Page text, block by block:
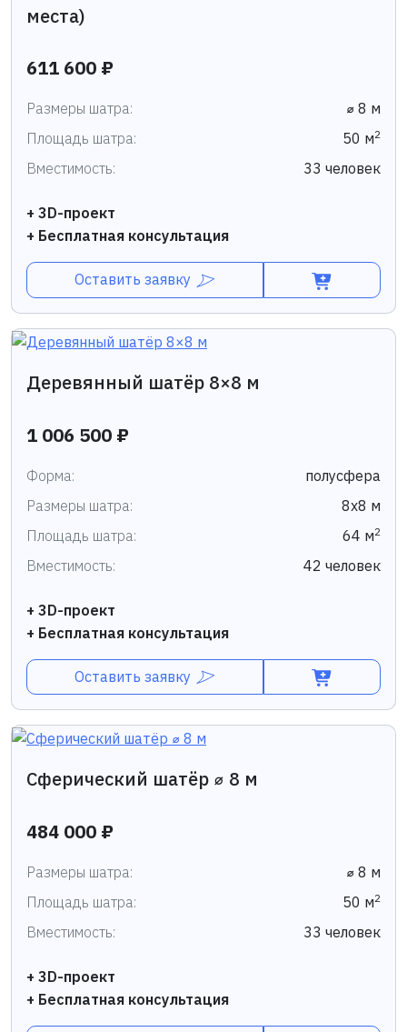
места)
611 600 ₽
Размеры шатра:
⌀ 8 м
Площадь шатра:
50 м2
Вместимость: 33 человек
+ 3D-проект
+ Бесплатная консультация
Оставить заявку
Деревянный шатёр 8×8 м
1 006 500 ₽
Форма:
полусфера
Размеры шатра:
8х8 м
Площадь шатра:
64 м2
Вместимость: 42 человек
+ 3D-проект
+ Бесплатная консультация
Оставить заявку
Сферический шатёр ⌀ 8 м
484 000 ₽
Размеры шатра:
⌀ 8 м
Площадь шатра:
50 м2
Вместимость: 33 человек
+ 3D-проект
+ Бесплатная консультация